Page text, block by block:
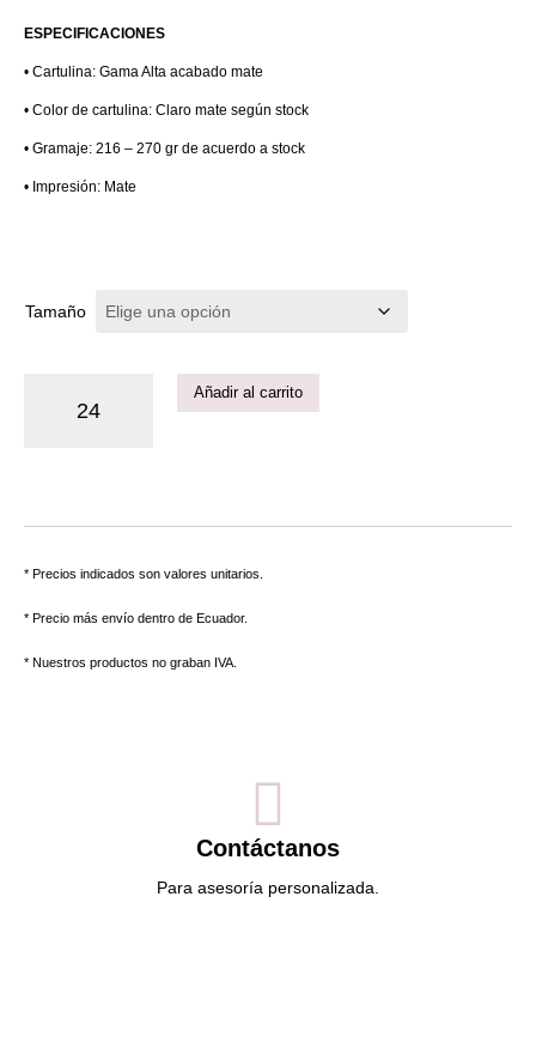
ESPECIFICACIONES
• Cartulina: Gama Alta acabado mate
• Color de cartulina: Claro mate según stock
• Gramaje: 216 – 270 gr de acuerdo a stock
• Impresión: Mate
Tamaño
Añadir al carrito
* Precios indicados son valores unitarios.
* Precio más envío dentro de Ecuador.
* Nuestros productos no graban IVA.
Contáctanos
Para asesoría personalizada.